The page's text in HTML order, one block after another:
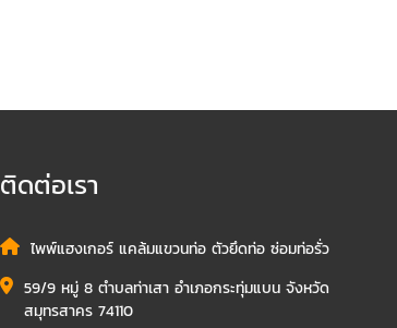
ติดต่อเรา
ไพพ์แฮงเกอร์ แคล้มแขวนท่อ ตัวยึดท่อ ซ่อมท่อรั่ว
59/9 หมู่ 8 ตำบลท่าเสา อำเภอกระทุ่มแบน จังหวัด
สมุทรสาคร 74110